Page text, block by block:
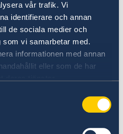
vår trafik. Vi
identifierare och annan
de sociala medier och
vi samarbetar med.
informationen med annan
eller som de har
inkluderar
och
utbildningssektorn för
och jämlikt
är därför ambassadens
för